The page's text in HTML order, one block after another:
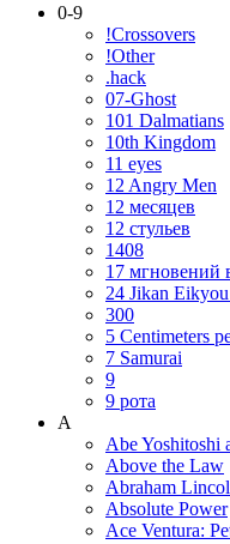
0-9
!Crossovers
!Other
.hack
07-Ghost
101 Dalmatians
10th Kingdom
11 eyes
12 Angry Men
12 месяцев
12 стульев
1408
17 мгновений
24 Jikan
300
5 Centimeters
7 Samurai
9
9 рота
A
Abe Yoshitoshi
Above the Law
Abraham
Absolute Power
Ace Ventura: